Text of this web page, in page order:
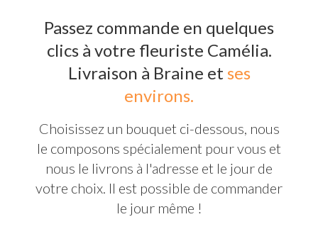
Passez commande en quelques
clics à votre fleuriste Camélia.
Livraison à Braine et ses
environs.
Choisissez un bouquet ci-dessous, nous
le composons spécialement pour vous et
nous le livrons à l'adresse et le jour de
votre choix. Il est possible de commander
le jour même !